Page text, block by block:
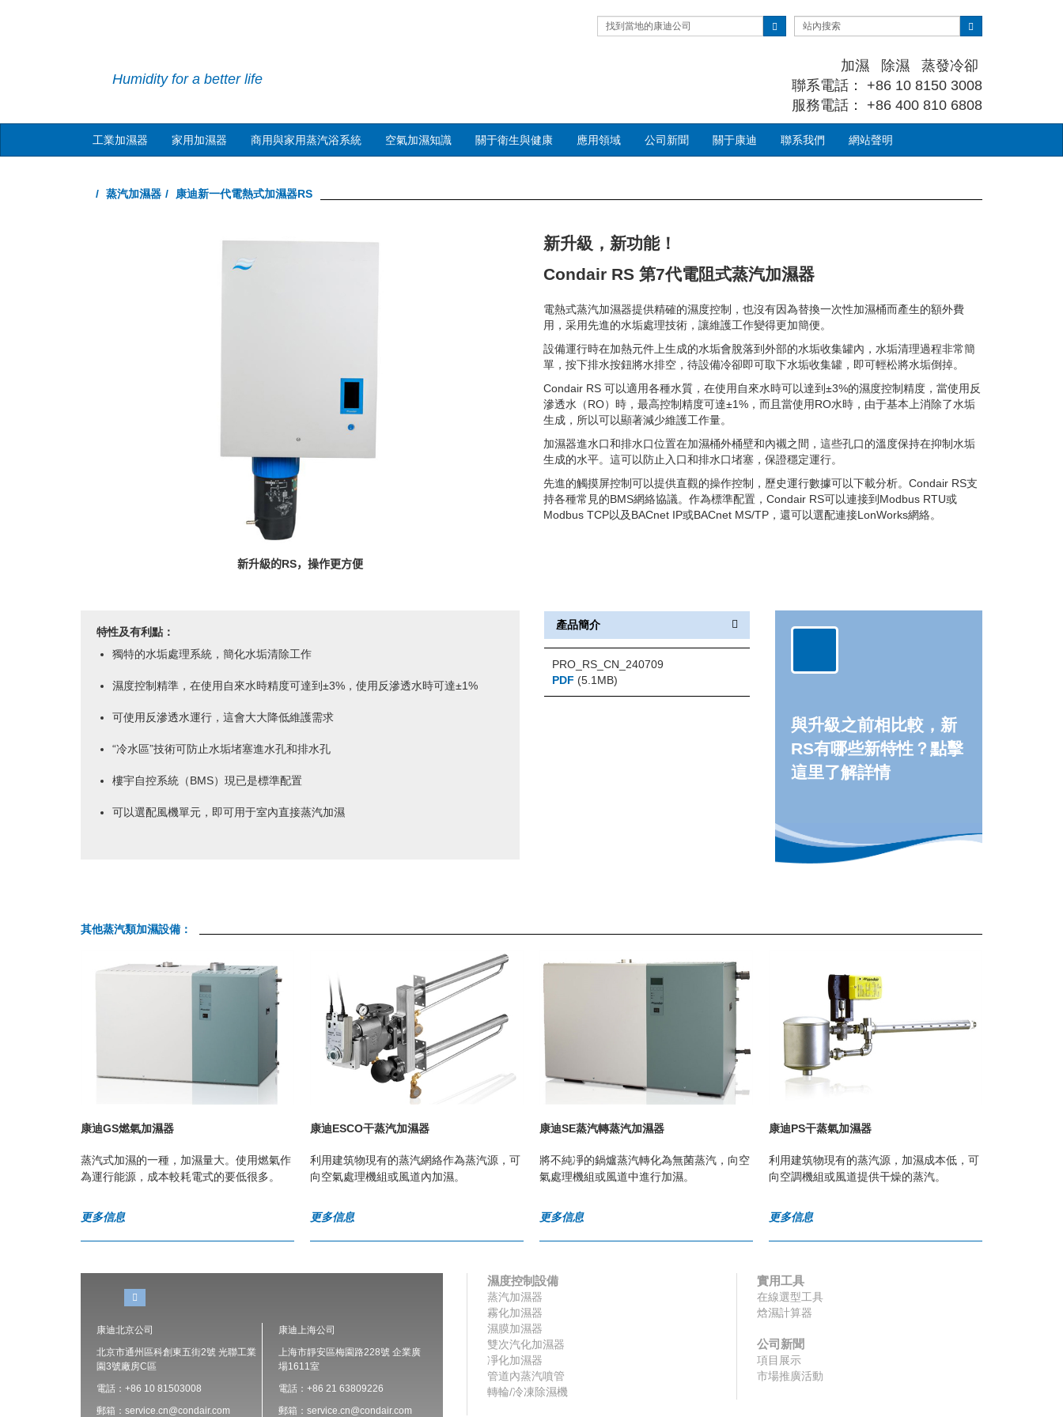
找到當地的康迪公司
加濕 除濕 蒸發冷卻
聯系電話： +86 10 8150 3008
服務電話： +86 400 810 6808
Humidity for a better life
工業加濕器 家用加濕器 商用與家用蒸汽浴系統 空氣加濕知識 關于衛生與健康 應用領域 公司新聞 關于康迪 聯系我們 網站聲明
蒸汽加濕器 康迪新一代電熱式加濕器RS
新升級的RS，操作更方便
新升級，新功能！
Condair RS 第7代電阻式蒸汽加濕器
電熱式蒸汽加濕器提供精確的濕度控制，也沒有因為替換一次性加濕桶而產生的額外費
用，采用先進的水垢處理技術，讓維護工作變得更加簡便。
設備運行時在加熱元件上生成的水垢會脫落到外部的水垢收集罐內，水垢清理過程非常簡
單，按下排水按鈕將水排空，待設備冷卻即可取下水垢收集罐，即可輕松將水垢倒掉。
Condair RS 可以適用各種水質，在使用自來水時可以達到±3%的濕度控制精度，當使用反
滲透水（RO）時，最高控制精度可達±1%，而且當使用RO水時，由于基本上消除了水垢
生成，所以可以顯著減少維護工作量。
加濕器進水口和排水口位置在加濕桶外桶壁和內襯之間，這些孔口的溫度保持在抑制水垢
生成的水平。這可以防止入口和排水口堵塞，保證穩定運行。
先進的觸摸屏控制可以提供直觀的操作控制，歷史運行數據可以下載分析。Condair RS支
持各種常見的BMS網絡協議。作為標準配置，Condair RS可以連接到Modbus RTU或
Modbus TCP以及BACnet IP或BACnet MS/TP，還可以選配連接LonWorks網絡。
特性及有利點：
獨特的水垢處理系統，簡化水垢清除工作
濕度控制精準，在使用自來水時精度可達到±3%，使用反滲透水時可達±1%
可使用反滲透水運行，這會大大降低維護需求
“冷水區”技術可防止水垢堵塞進水孔和排水孔
樓宇自控系統（BMS）現已是標準配置
可以選配風機單元，即可用于室內直接蒸汽加濕
產品簡介
PRO_RS_CN_240709
PDF (5.1MB)
與升級之前相比較，新
RS有哪些新特性？點擊
這里了解詳情
其他蒸汽類加濕設備：
康迪GS燃氣加濕器
蒸汽式加濕的一種，加濕量大。使用燃氣作
為運行能源，成本較耗電式的要低很多。
更多信息
康迪ESCO干蒸汽加濕器
利用建筑物現有的蒸汽網絡作為蒸汽源，可
向空氣處理機組或風道內加濕。
更多信息
康迪SE蒸汽轉蒸汽加濕器
將不純凈的鍋爐蒸汽轉化為無菌蒸汽，向空
氣處理機組或風道中進行加濕。
更多信息
康迪PS干蒸氣加濕器
利用建筑物現有的蒸汽源，加濕成本低，可
向空調機組或風道提供干燥的蒸汽。
更多信息
康迪北京公司
北京市通州區科創東五街2號 光聯工業
園3號廠房C區
電話：+86 10 81503008
郵箱：service.cn@condair.com
康迪上海公司
上海市靜安區梅園路228號 企業廣
場1611室
電話：+86 21 63809226
郵箱：service.cn@condair.com
濕度控制設備
蒸汽加濕器
霧化加濕器
濕膜加濕器
雙次汽化加濕器
凈化加濕器
管道內蒸汽噴管
轉輪/冷凍除濕機
實用工具
在線選型工具
焓濕計算器
公司新聞
項目展示
市場推廣活動